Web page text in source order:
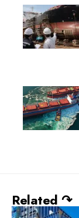
Related ↷